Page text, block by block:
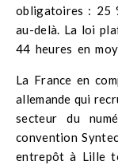
obligatoires : 25
au-delà. La loi
44 heures en
rarement avant
cadre minimal.
viennent
jours, les RTT,
La France en
allemande qui
secteur du
convention
entrepôt à Lille